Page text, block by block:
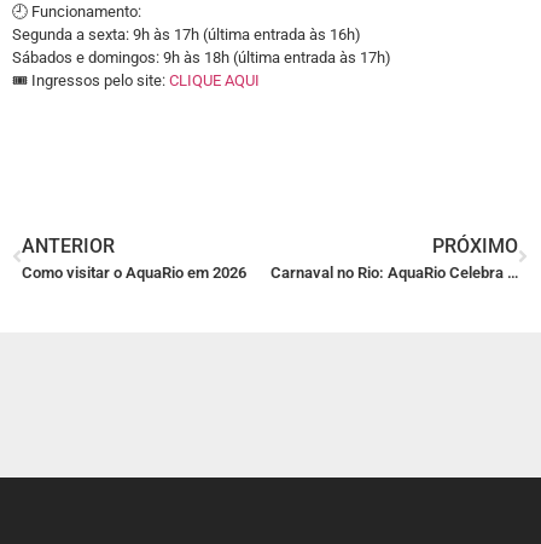
🕘 Funcionamento:
Segunda a sexta: 9h às 17h (última entrada às 16h)
Sábados e domingos: 9h às 18h (última entrada às 17h)
🎟️ Ingressos pelo site: CLIQUE AQUI
ANTERIOR
Como visitar o AquaRio em 2026
PRÓXIMO
Carnaval no Rio: AquaRio Celebra a Folia